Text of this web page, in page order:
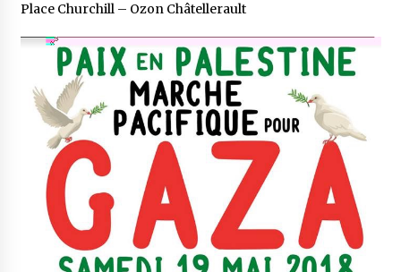
Place Churchill – Ozon Châtellerault